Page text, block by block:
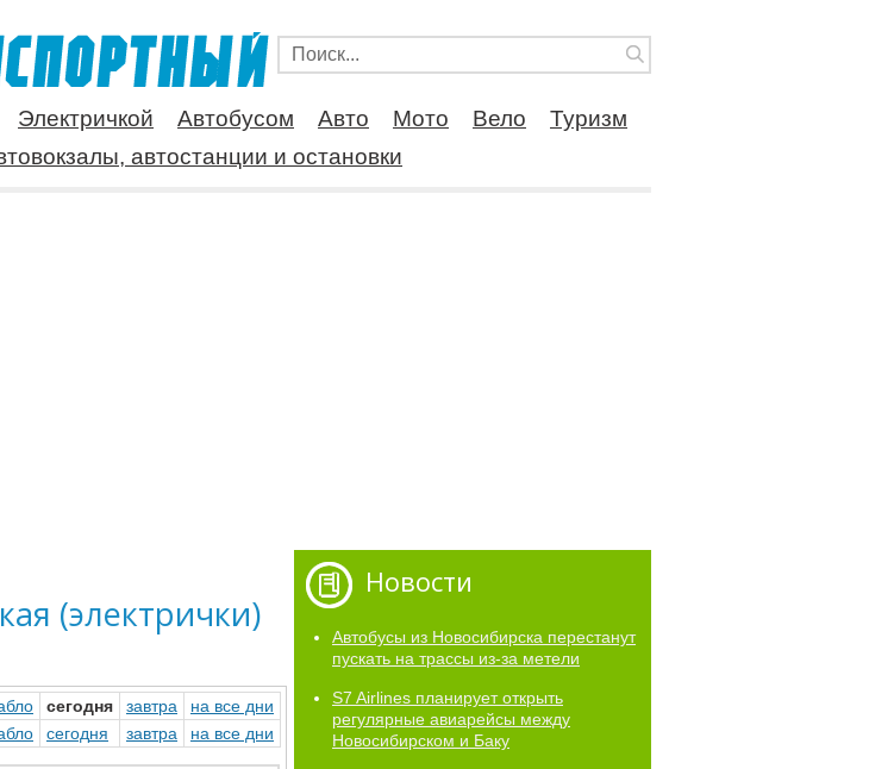
Электричкой Автобусом Авто Мото Вело
Туризм
автостанции и остановки
(электрички)
сегодня завтра на все дни
сегодня завтра на все дни
Новости
Автобусы из Новосибирска перестанут
пускать на трассы из-за метели
S7 Airlines планирует открыть
регулярные авиарейсы между
Новосибирском и Баку